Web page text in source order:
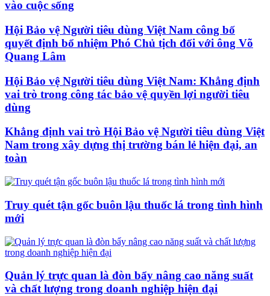
vào cuộc sống
Hội Bảo vệ Người tiêu dùng Việt Nam công bố
quyết định bổ nhiệm Phó Chủ tịch đối với ông Võ
Quang Lâm
Hội Bảo vệ Người tiêu dùng Việt Nam: Khẳng định
vai trò trong công tác bảo vệ quyền lợi người tiêu
dùng
Khẳng định vai trò Hội Bảo vệ Người tiêu dùng Việt
Nam trong xây dựng thị trường bán lẻ hiện đại, an
toàn
Truy quét tận gốc buôn lậu thuốc lá trong tình hình
mới
Quản lý trực quan là đòn bẩy nâng cao năng suất
và chất lượng trong doanh nghiệp hiện đại